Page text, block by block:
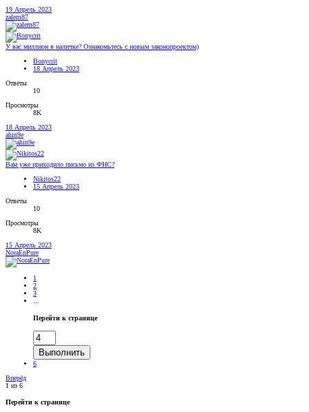
19 Апрель 2023
zalem87
У вас миллион в наличке? Ознакомьтесь с новым законопроектом)
Bonycrit
18 Апрель 2023
Ответы
10
Просмотры
8K
18 Апрель 2023
ahin9e
Вам уже приходило письмо из ФНС?
Nikitos22
15 Апрель 2023
Ответы
10
Просмотры
8K
15 Апрель 2023
NoraEnPure
1
2
3
...
Перейти к странице
Выполнить
6
Вперёд
1 из 6
Перейти к странице